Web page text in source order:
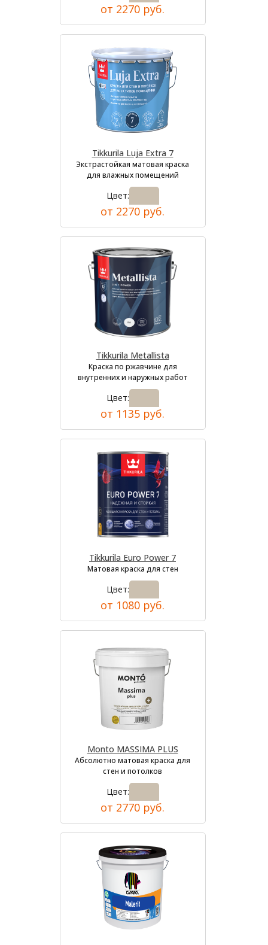
от 2270 руб.
Tikkurila Luja Extra 7
Экстрастойкая матовая краска
для влажных помещений
Цвет:
от 2270 руб.
Tikkurila Metallista
Краска по ржавчине для
внутренних и наружных работ
Цвет:
от 1135 руб.
Tikkurila Euro Power 7
Матовая краска для стен
Цвет:
от 1080 руб.
Monto MASSIMA PLUS
Абсолютно матовая краска для
стен и потолков
Цвет:
от 2770 руб.